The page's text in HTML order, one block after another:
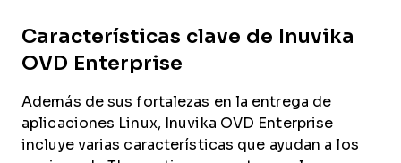
Características clave de Inuvika
OVD Enterprise
Además de sus fortalezas en la entrega de
aplicaciones Linux, Inuvika OVD Enterprise
incluye varias características que ayudan a los